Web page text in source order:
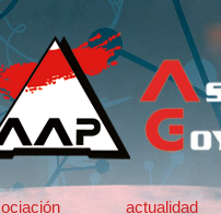
actualidad